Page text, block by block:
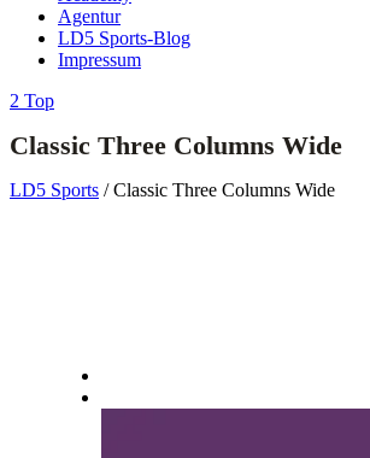
Agentur
LD5 Sports-Blog
Impressum
Top
Classic Three Columns Wide
LD5 Sports /Classic Three Columns Wide